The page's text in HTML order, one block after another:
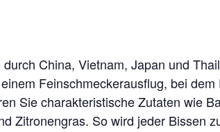
China, Vietnam, Japan und
Feinschmeckerausflug, bei
Sie charakteristische Zutaten wie
Zitronengras. So wird jeder Bissen